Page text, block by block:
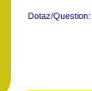
Dotaz/Question: